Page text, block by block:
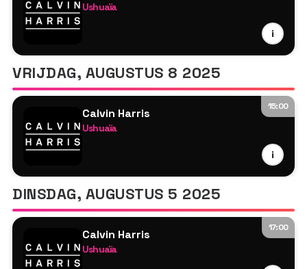
Ushuaïa
i
Tyson O'Brien
VRIJDAG, AUGUSTUS 8 2025
15:00
Calvin Harris
Ushuaïa
i
Tyson O'Brien
DINSDAG, AUGUSTUS 5 2025
17:00
Calvin Harris
Ushuaïa